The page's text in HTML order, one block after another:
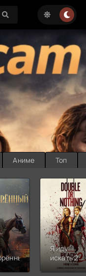
Аниме Топ
Я иду
искать 2:
Вот и я